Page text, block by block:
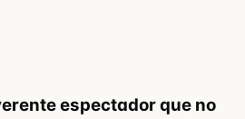
espectador que no